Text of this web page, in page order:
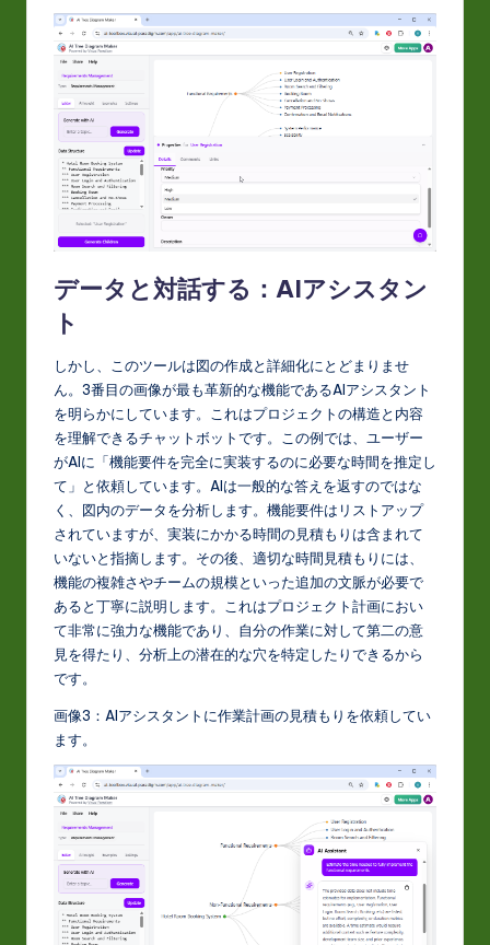
データと対話する：AIアシスタン
ト
しかし、このツールは図の作成と詳細化にとどまりませ
ん。3番目の画像が最も革新的な機能であるAIアシスタント
を明らかにしています。これはプロジェクトの構造と内容
を理解できるチャットボットです。この例では、ユーザー
がAIに「機能要件を完全に実装するのに必要な時間を推定し
て」と依頼しています。AIは一般的な答えを返すのではな
く、図内のデータを分析します。機能要件はリストアップ
されていますが、実装にかかる時間の見積もりは含まれて
いないと指摘します。その後、適切な時間見積もりには、
機能の複雑さやチームの規模といった追加の文脈が必要で
あると丁寧に説明します。これはプロジェクト計画におい
て非常に強力な機能であり、自分の作業に対して第二の意
見を得たり、分析上の潜在的な穴を特定したりできるから
です。
画像3：AIアシスタントに作業計画の見積もりを依頼してい
ます。